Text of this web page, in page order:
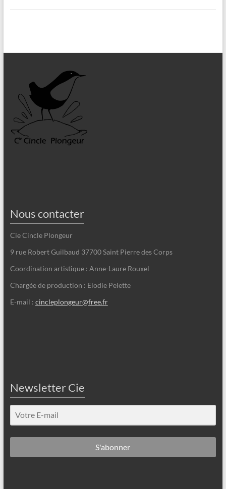
Nous contacter
Cie Cincle Plongeur
9 rue Robert Guilbaud 37700 Saint Pierre des Corps
Coordination artistique : Anne-Laure Rouxel
Chargée de production : Elodie Pelette
E-mail : cincleplongeur@free.fr
Newsletter Cie
S'abonner